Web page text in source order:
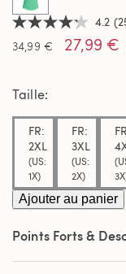
4.2
étoiles
sur
de
note
moyenne.
Read
254
Reviews.
Lien
sur
la
page.
4.2
34,99 €
27,99 €
Taille
FR:
2XL
(US:
1X)
FR:
3XL
(US:
2X)
Ajouter au panier
Points Forts &